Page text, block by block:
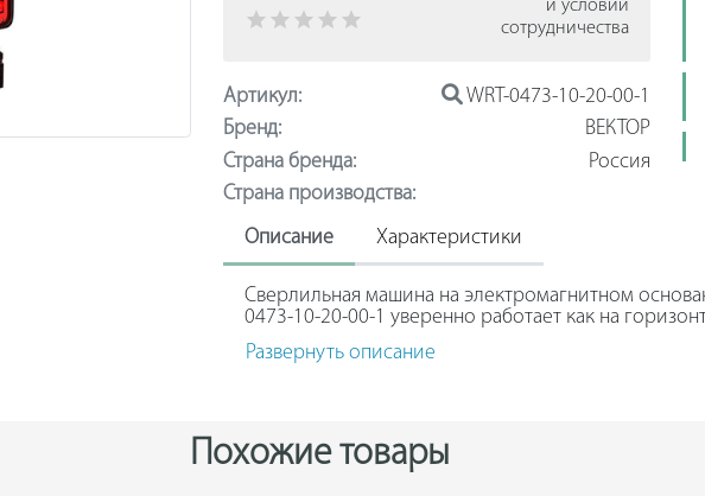
и условий
сотрудничества
Артикул:
WRT-0473-10-20-00-1
Бренд:
ВЕКТОР
Страна бренда:
Россия
Страна производства:
Описание Характеристики
Сверлильная машина на электромагнитном
0473-10-20-00-1 уверенно работает как на
вертикальных поверхностях. Станок оснащается
передач с возможностью плавной регулировки
32. Модель позволяет производить зенкование до
внутреннюю резьбу до М24.
Развернуть описание
Похожие товары